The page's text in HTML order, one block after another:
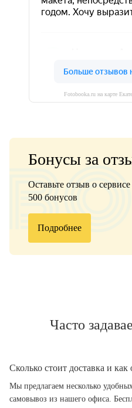
Fotobooka.ru на карте
Бонусы за
Оставьте отзыв о
500 бонусов
Подробнее
Часто
Сколько стоит доставка и как
Мы предлагаем несколько
самовывоз из нашего офиса.